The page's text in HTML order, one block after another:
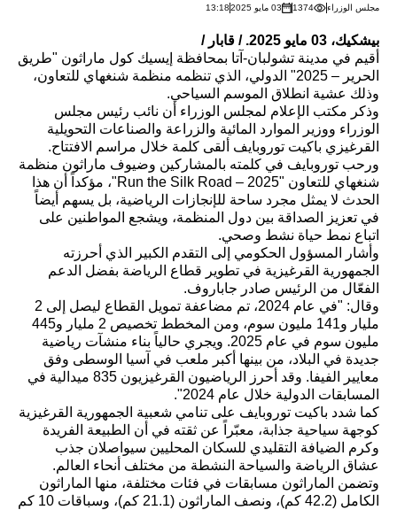
مجلس الوزراء 1374 03 مايو 2025 13:18
بيشكيك، 03 مايو 2025. / قابار
/
أقيم في مدينة تشولبان-آتا بمحافظة إيسيك كول ماراثون "طريق
الحرير – 2025" الدولي، الذي تنظمه منظمة شنغهاي للتعاون،
وذلك عشية انطلاق الموسم السياحي.
وذكر مكتب الإعلام لمجلس الوزراء أن نائب رئيس مجلس
الوزراء ووزير الموارد المائية والزراعة والصناعات التحويلية
القرغيزي باكيت توروبايف ألقى كلمة خلال مراسم الافتتاح.
ورحب توروبايف في كلمته بالمشاركين وضيوف ماراثون منظمة
شنغهاي للتعاون "Run the Silk Road – 2025"، مؤكداً أن هذا
الحدث لا يمثل مجرد ساحة للإنجازات الرياضية، بل يسهم أيضاً
في تعزيز الصداقة بين دول المنظمة، ويشجع المواطنين على
اتباع نمط حياة نشط وصحي.
وأشار المسؤول الحكومي إلى التقدم الكبير الذي أحرزته
الجمهورية القرغيزية في تطوير قطاع الرياضة بفضل الدعم
الفعّال من الرئيس صادر جاباروف.
وقال: "في عام 2024، تم مضاعفة تمويل القطاع ليصل إلى 2
مليار و141 مليون سوم، ومن المخطط تخصيص 2 مليار و445
مليون سوم في عام 2025. ويجري حالياً بناء منشآت رياضية
جديدة في البلاد، من بينها أكبر ملعب في آسيا الوسطى وفق
معايير الفيفا. وقد أحرز الرياضيون القرغيزيون 835 ميدالية في
المسابقات الدولية خلال عام 2024".
كما شدد باكيت توروبايف على تنامي شعبية الجمهورية القرغيزية
كوجهة سياحية جذابة، معبّراً عن ثقته في أن الطبيعة الفريدة
وكرم الضيافة التقليدي للسكان المحليين سيواصلان جذب
عشاق الرياضة والسياحة النشطة من مختلف أنحاء العالم.
وتضمن الماراثون مسابقات في فئات مختلفة، منها الماراثون
الكامل (42.2 كم)، ونصف الماراثون (21.1 كم)، وسباقات 10 كم